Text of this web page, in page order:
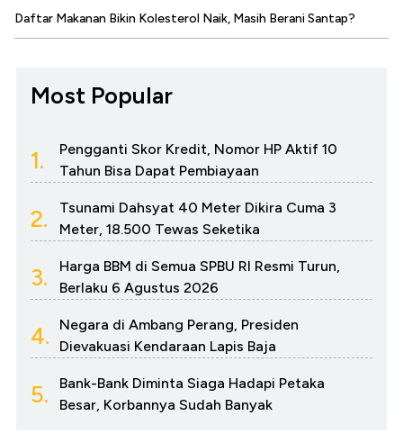
Daftar Makanan Bikin Kolesterol Naik, Masih Berani Santap?
Most Popular
1.
Pengganti Skor Kredit, Nomor HP Aktif 10
Tahun Bisa Dapat Pembiayaan
2.
Tsunami Dahsyat 40 Meter Dikira Cuma 3
Meter, 18.500 Tewas Seketika
3.
Harga BBM di Semua SPBU RI Resmi Turun,
Berlaku 6 Agustus 2026
4.
Negara di Ambang Perang, Presiden
Dievakuasi Kendaraan Lapis Baja
5.
Bank-Bank Diminta Siaga Hadapi Petaka
Besar, Korbannya Sudah Banyak